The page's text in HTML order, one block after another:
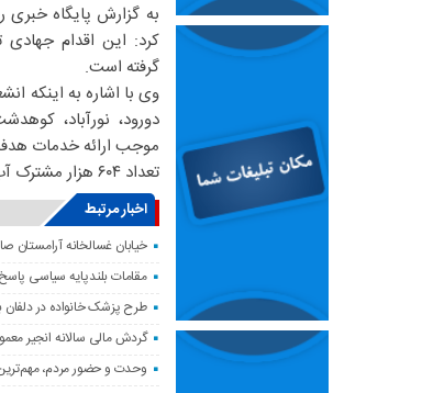
به گزارش پایگاه خبری
کرد: این اقدام
گرفته است.
وی با اشاره به اینکه
دورود، نورآباد،
موجب ارائه خدمات
تعداد ۶۰۴ هزار مشترک آب و ۲۹۸ هزار مشترک فاضلاب زیر پوشش خدمات شرکت آبفا لرستان می باشند.
اخبار مرتبط
خیابان غسالخانه آرامستان
مقامات بلندپایه سیاسی
طرح پزشک خانواده در
گردش مالی سالانه انجیر معمولان به ۱۰
وحدت و حضور مردم،